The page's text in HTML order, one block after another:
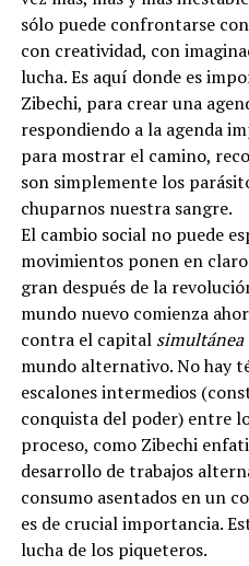
sólo puede confrontarse
con creatividad, con
lucha. Es aquí donde es
Zibechi, para crear una
respondiendo a la agenda
para mostrar el camino,
son simplemente los
chuparnos nuestra sangre.
El cambio social no puede
movimientos ponen en
gran después de la
mundo nuevo comienza
contra el capital simultánea
mundo alternativo. No hay
escalones intermedios
conquista del poder) entre
proceso, como Zibechi
desarrollo de trabajos
consumo asentados en un
es de crucial importancia.
lucha de los piqueteros.